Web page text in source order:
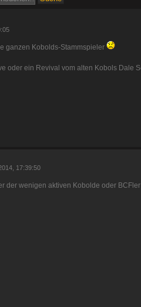
ganzen Kobolds-Stammspieler
oder ein Revival vom alten Kobols Dale
17:39:50
der wenigen aktiven Kobolde oder